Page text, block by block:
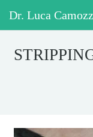
Dr. Luca